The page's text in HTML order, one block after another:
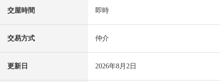
交屋時間 即時
交易方式 仲介
更新日 2026年8月2日